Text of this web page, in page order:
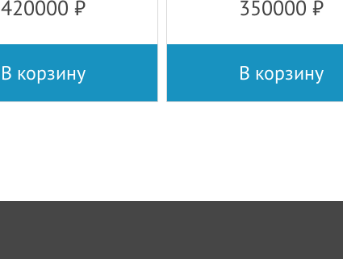
420000 ₽
В корзину
350000 ₽
В корзину